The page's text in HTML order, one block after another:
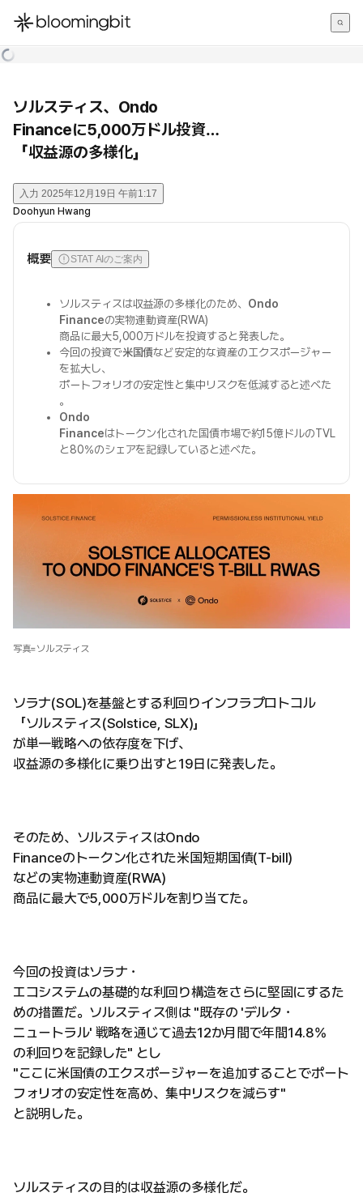
한국어
ソルスティス、Ondo
Financeに5,000万ドル投資…
「収益源の多様化」
入力 2025年12月19日 午前1:17
Doohyun Hwang
概要 STAT AIのご案内
ソルスティスは収益源の多様化のため、 Ondo
Financeの実物連動資産(RWA)
商品に最大5,000万ドルを投資すると発表した。
今回の投資で米国債など安定的な資産のエクスポージャー
を拡大し、
ポートフォリオの安定性と集中リスクを低減すると述べた
。
Ondo
Financeはトークン化された国債市場で約15億ドルのTVL
と80%のシェアを記録していると述べた。
写真=ソルスティス
ソラナ(SOL)を基盤とする利回りインフラプロトコル
「ソルスティス(Solstice, SLX)」
が単一戦略への依存度を下げ、
収益源の多様化に乗り出すと19日に発表した。
そのため、ソルスティスはOndo
Financeのトークン化された米国短期国債(T-bill)
などの実物連動資産(RWA)
商品に最大で5,000万ドルを割り当てた。
今回の投資はソラナ・
エコシステムの基礎的な利回り構造をさらに堅固にするた
めの措置だ。ソルスティス側は "既存の 'デルタ・
ニュートラル' 戦略を通じて過去12か月間で年間14.8%
の利回りを記録した" とし
"ここに米国債のエクスポージャーを追加することでポート
フォリオの安定性を高め、集中リスクを減らす"
と説明した。
ソルスティスの目的は収益源の多様化だ。